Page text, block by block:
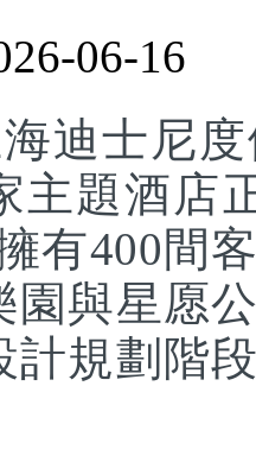
06-16
迪士尼
主題酒店
有400間
園與星愿
計規劃階